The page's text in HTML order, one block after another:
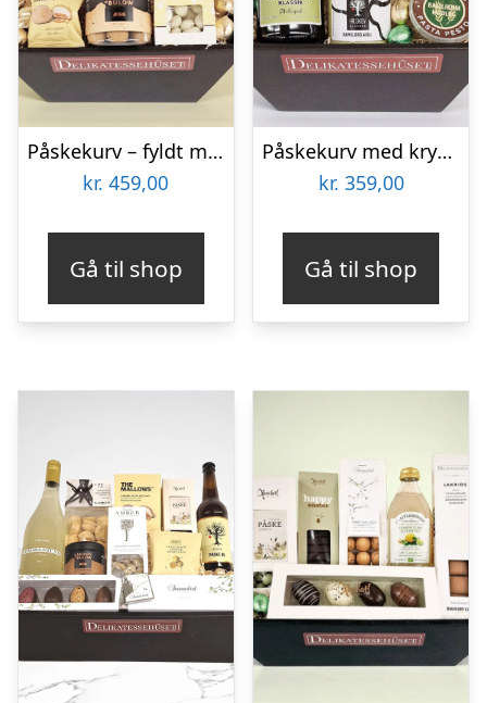
Påskekurv – fyldt med påskelækkerier
kr. 459,00
Gå til shop
Påskekurv med krydrede, danske delikatesser
kr. 359,00
Gå til shop